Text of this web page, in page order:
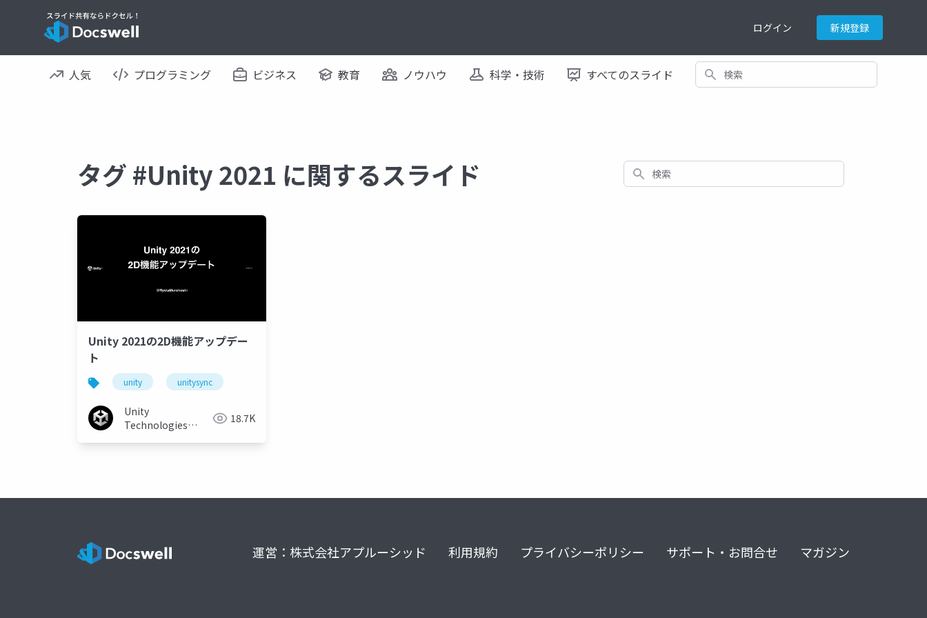
ログイン 新規登録
人気 プログラミング ビジネス 教育 ノウハウ 科学・技術 すべてのスライド 検索
タグ #Unity 2021 に関するスライド 検索
Unity 2021の2D機能アップデー
ト
unity unitysync
Unity
Technologies
18.7K
運営：株式会社アプルーシッド 利用規約 プライバシーポリシー サポート・お問合せ マガジン